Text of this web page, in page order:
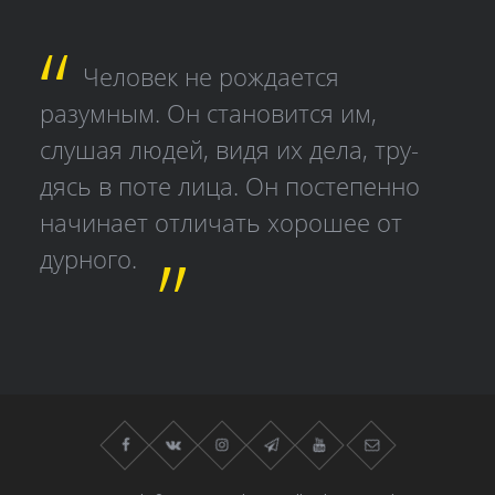
Человек не рождается
разумным. Он становится им,
слушая людей, видя их дела, тру­
дясь в поте лица. Он постепенно
начинает отличать хорошее от
дурного.